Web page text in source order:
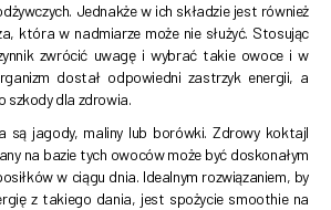
Jednakże w ich składzie jest również
która w nadmiarze może nie służyć. Stosując
zwrócić uwagę i wybrać takie owoce i w
dostał odpowiedni zastrzyk energii, a
szkody dla zdrowia.
są jagody, maliny lub borówki. Zdrowy koktajl
na bazie tych owoców może być doskonałym
w ciągu dnia. Idealnym rozwiązaniem, by
z takiego dania, jest spożycie smoothie na